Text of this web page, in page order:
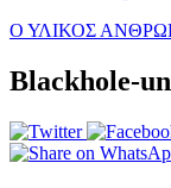
Ο ΥΛΙΚΟΣ
Blackhole-